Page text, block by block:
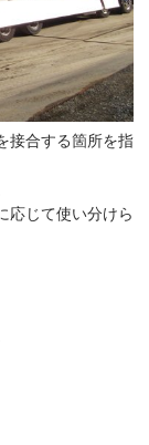
接合する箇所を指
応じて使い分けら